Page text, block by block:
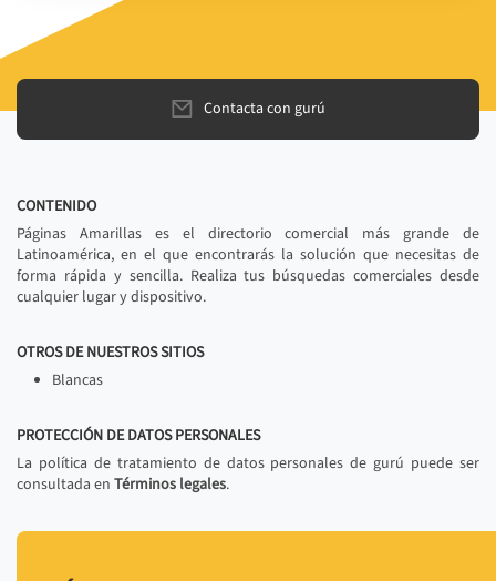
Contacta con gurú
CONTENIDO
Páginas Amarillas es el directorio comercial más grande de
Latinoamérica, en el que encontrarás la solución que necesitas de
forma rápida y sencilla. Realiza tus búsquedas comerciales desde
cualquier lugar y dispositivo.
OTROS DE NUESTROS SITIOS
Blancas
PROTECCIÓN DE DATOS PERSONALES
La política de tratamiento de datos personales de gurú puede ser
consultada en Términos legales.